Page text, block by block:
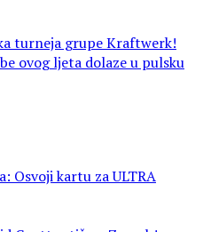
turneja grupe Kraftwerk!
ovog ljeta dolaze u pulsku
Osvoji kartu za ULTRA